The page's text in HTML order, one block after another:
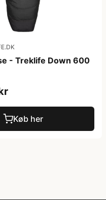
- Treklife Down 600
Køb her